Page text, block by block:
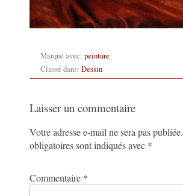
Marqué avec: peinture
Classé dans: Dessin
Laisser un commentaire
Votre adresse e-mail ne sera pas publiée.
obligatoires sont indiqués avec *
Commentaire *